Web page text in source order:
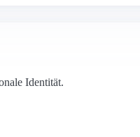
Identität.